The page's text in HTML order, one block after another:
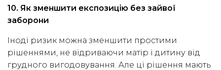
10. Як зменшити експозицію без зайвої
заборони
Іноді ризик можна зменшити простими
рішеннями, не відриваючи матір і дитину від
грудного вигодовування. Але ці рішення мають